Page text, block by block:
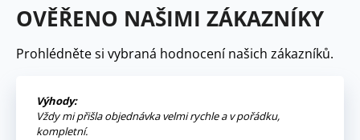
OVĚŘENO NAŠIMI ZÁKAZNÍKY
Prohlédněte si vybraná hodnocení našich zákazníků.
Výhody:
Vždy mi přišla objednávka velmi rychle a v pořádku,
kompletní.